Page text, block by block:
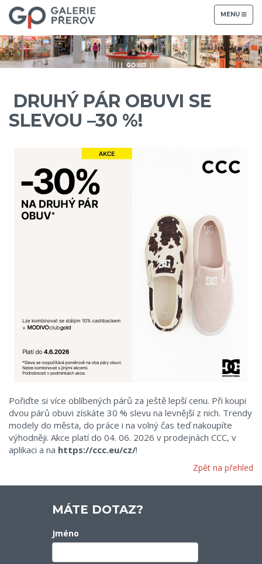
TOGGLE
NAVIGATION
MENU
DRUHÝ PÁR OBUVI SE
SLEVOU –30 %!
Pořiďte si více oblíbených párů za ještě lepší cenu. Při koupi
dvou párů obuvi získáte 30 % slevu na levnější z nich. Trendy
modely do města, do práce i na volný čas teď nakoupíte
výhodněji. Akce platí do 04. 06. 2026 v prodejnách CCC, v
aplikaci a na https://ccc.eu/cz/!
Zpět na přehled
MÁTE DOTAZ?
Jméno